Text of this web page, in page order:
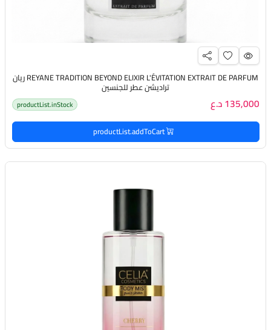
REYANE TRADITION BEYOND ELIXIR L'ÉVITATION EXTRAIT DE PARFUM ريان
تراديشن عطر للجنسين
135,000 د.ع productList.inStock
productList.addToCart